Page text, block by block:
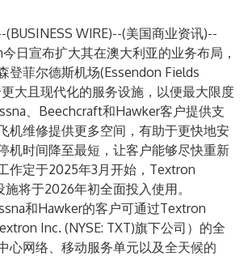
(BUSINESS WIRE)--(美国商业资讯)--
日宣布扩大其在澳大利亚的业务布局，
登菲尔德斯机场(Essendon Fields
大且现代化的服务设施，以便最大限度
、Beechcraft和Hawker客户提供支
机维修提供更多空间，有助于更快地安
机时间降至最短，让客户能够尽快重新
作定于2025年3月开始，Textron
将于2026年初全面投入使用。
和Hawker的客户可通过Textron
Inc. (NYSE: TXT)旗下公司）的全
心网络、移动服务单元以及全天候的